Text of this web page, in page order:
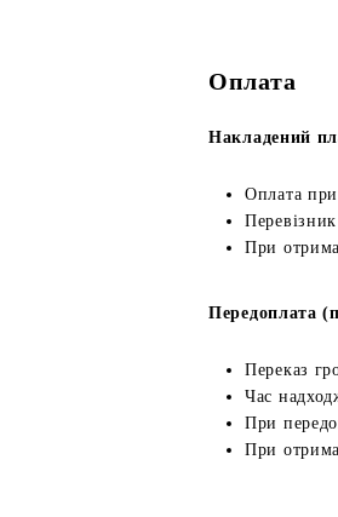
Оплата
Накладений
Оплата
При
Передоплата
Переказ
Час
При
При